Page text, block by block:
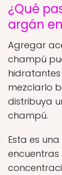
¿Qué
argán
Agregar
champú
mezclarlo
distribuya
champú.
Esta es